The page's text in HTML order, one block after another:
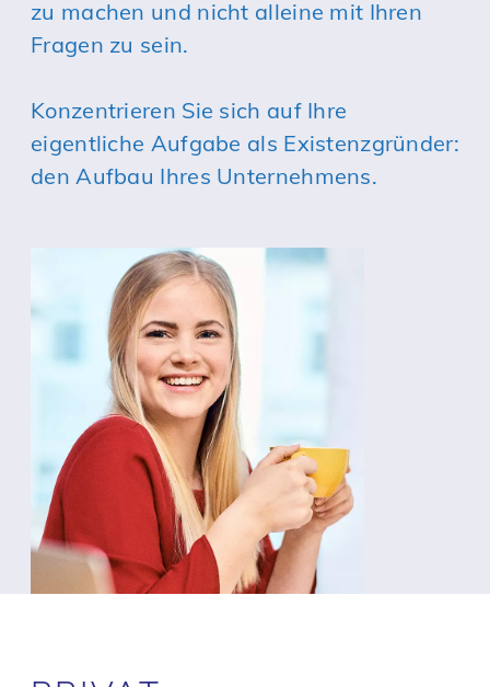
zu machen und nicht alleine mit Ihren
Fragen zu sein.
Konzentrieren Sie sich auf Ihre
eigentliche Aufgabe als Existenzgründer:
den Aufbau Ihres Unternehmens.